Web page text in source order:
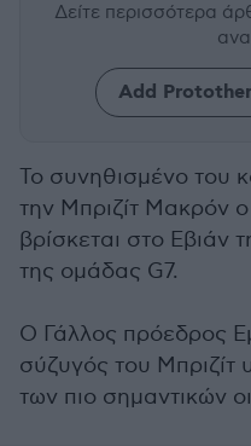
Δείτε περισσότερα
Add
Το συνηθισμένο του
την Μπριζίτ Μακρόν
βρίσκεται στο Εβιάν
της ομάδας G7.
O Γάλλος πρόεδρος
σύζυγός του Μπριζίτ
των πιο σημαντικών